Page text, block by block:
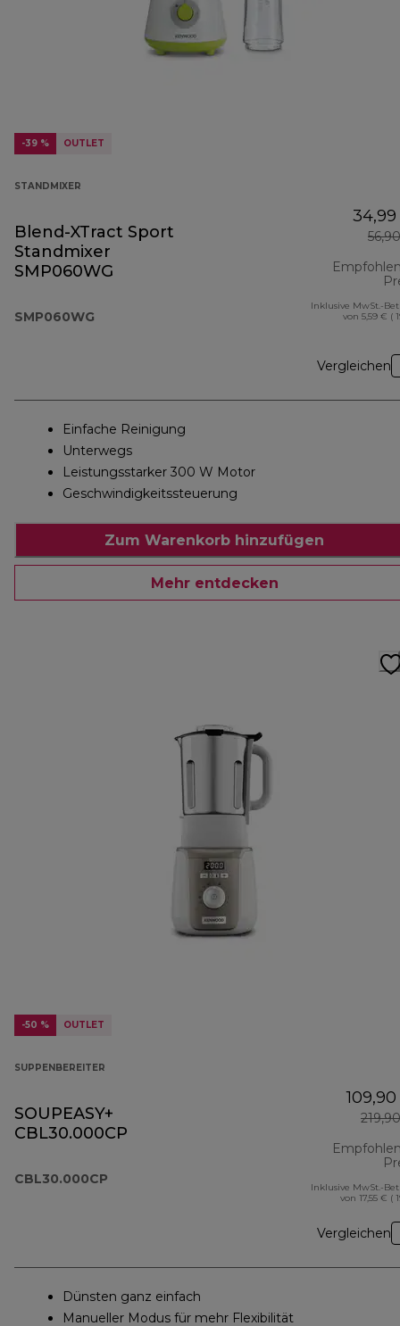
-39 % OUTLET
STANDMIXER
Blend-XTract Sport
Standmixer
SMP060WG
SMP060WG
Inklusive MwSt.-
von 5,59 € (
Vergleichen
Einfache Reinigung
Unterwegs
Leistungsstarker 300 W Motor
Geschwindigkeitssteuerung
Zum Warenkorb hinzufügen
Mehr entdecken
-50 % OUTLET
SUPPENBEREITER
SOUPEASY+
CBL30.000CP
CBL30.000CP
Inklusive MwSt.-
von 17,55 € (
Vergleichen
Dünsten ganz einfach
Manueller Modus für mehr Flexibilität